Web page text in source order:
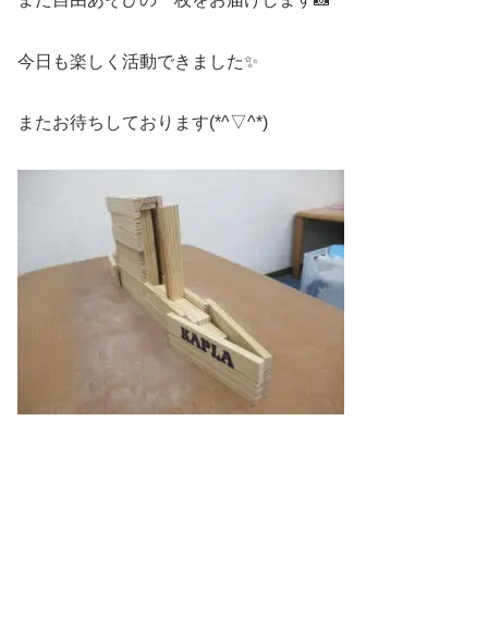
今日も楽しく活動できました✨
またお待ちしております(*^▽^*)